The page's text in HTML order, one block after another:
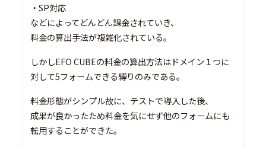
・SP対応
などによってどんどん課金されていき、
料金の算出手法が複雑化されている。
しかしEFO CUBEの料金の算出方法はドメイン１つに
対して5フォームできる縛りのみである。
料金形態がシンプル故に、テストで導入した後、
成果が良かったため料金を気にせず他のフォームにも
転用することができた。